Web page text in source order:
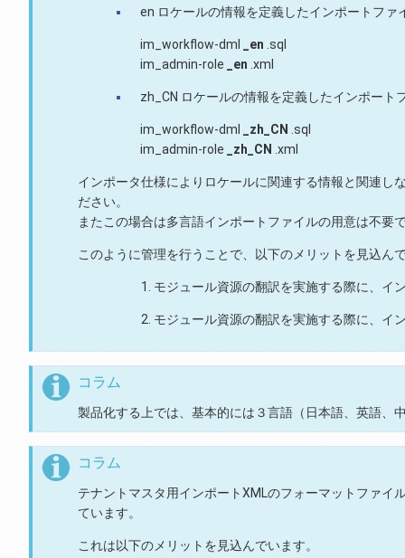
en ロケールの情報を定義したインポートファ
im_workflow-dml _en .sql
im_admin-role
_en .xml
zh_CN ロケールの情報を定義したインポート
im_workflow-dml _zh_CN .sql
im_admin-role
_zh_CN .xml
インポータ仕様によりロケールに関連する情報と関連
ださい。
またこの場合は多言語インポートファイルの用意は不要
このように管理を行うことで、以下のメリットを見込ん
モジュール資源の翻訳を実施する際に、イ
モジュール資源の翻訳を実施する際に、イ
コラム
製品化する上では、基本的には３言語（日本語、英語、
コラム
テナントマスタ用インポートXMLのフォーマットファ
ています。
これは以下のメリットを見込んでいます。